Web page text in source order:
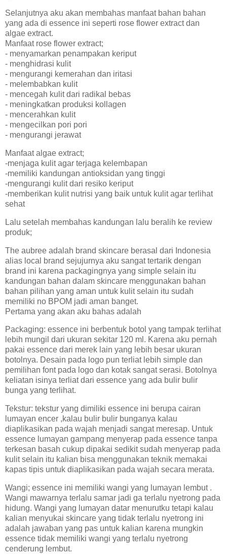
Selanjutnya aku akan membahas manfaat bahan bahan
yang ada di essence ini seperti rose flower extract dan
algae extract.
Manfaat rose flower extract;
- menyamarkan penampakan keriput
- menghidrasi kulit
- mengurangi kemerahan dan iritasi
- melembabkan kulit
- mencegah kulit dari radikal bebas
- meningkatkan produksi kollagen
- mencerahkan kulit
- mengecilkan pori pori
- mengurangi jerawat
Manfaat algae extract;
-menjaga kulit agar terjaga kelembapan
-memiliki kandungan antioksidan yang tinggi
-mengurangi kulit dari resiko keriput
-memberikan kulit nutrisi yang baik untuk kulit agar terlihat
sehat
Lalu setelah membahas kandungan lalu beralih ke review
produk;
The aubree adalah brand skincare berasal dari Indonesia
alias local brand sejujurnya aku sangat tertarik dengan
brand ini karena packagingnya yang simple selain itu
kandungan bahan dalam skincare menggunakan bahan
bahan pilihan yang aman untuk kulit selain itu sudah
memiliki no BPOM jadi aman banget.
Pertama yang akan aku bahas adalah
Packaging: essence ini berbentuk botol yang tampak terlihat
lebih mungil dari ukuran sekitar 120 ml. Karena aku pernah
pakai essence dari merek lain yang lebih besar ukuran
botolnya. Desain pada logo pun terliat lebih simple dan
pemilihan font pada logo dan kotak sangat serasi. Botolnya
keliatan isinya terliat dari essence yang ada bulir bulir
bunga yang terlihat.
Tekstur: tekstur yang dimiliki essence ini berupa cairan
lumayan encer ,kalau bulir bulir bunganya kalau
diaplikasikan pada wajah menjadi sangat meresap. Untuk
essence lumayan gampang menyerap pada essence tanpa
terkesan basah cukup dipakai sedikit sudah menyerap pada
kulit selain itu kalian bisa menggunakan teknik memakai
kapas tipis untuk diaplikasikan pada wajah secara merata.
Wangi; essence ini memiliki wangi yang lumayan lembut .
Wangi mawarnya terlalu samar jadi ga terlalu nyetrong pada
hidung. Wangi yang lumayan datar menurutku tetapi kalau
kalian menyukai skincare yang tidak terlalu nyetrong ini
adalah jawaban yang pas untuk kalian karena mungkin
essence tidak memiliki wangi yang terlalu nyetrong
cenderung lembut.